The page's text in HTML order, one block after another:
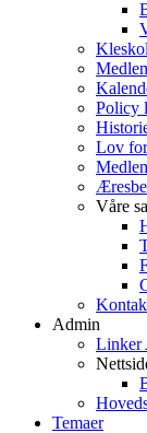
Policy
Lov
Våre
Admin
Linker
Temaer